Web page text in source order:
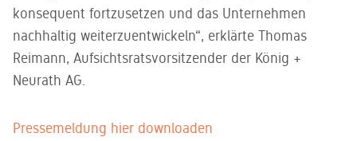
konsequent fortzusetzen und das Unternehmen
nachhaltig weiterzuentwickeln“, erklärte Thomas
Reimann, Aufsichtsratsvorsitzender der König +
Neurath AG.
Pressemeldung hier downloaden